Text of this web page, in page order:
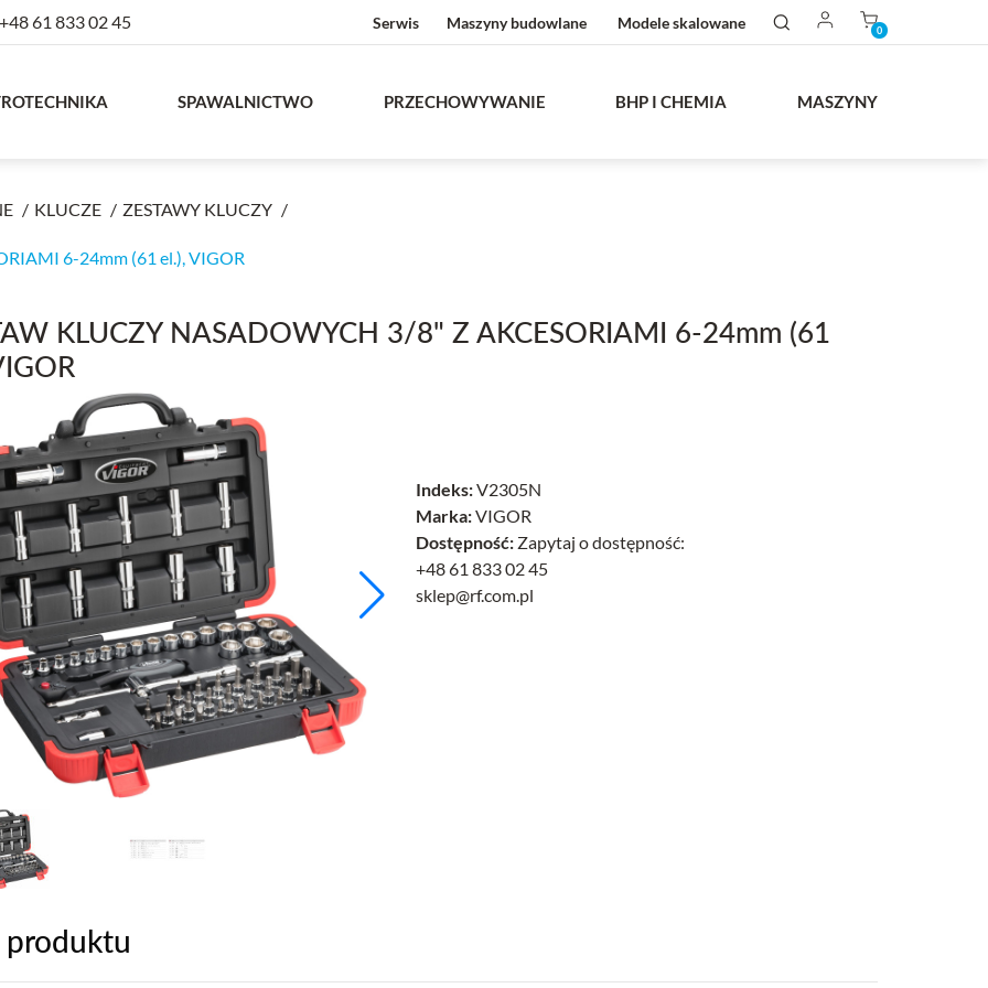
+48 61 833 02 45 Serwis Maszyny budowlane Modele skalowane 0
SPAWALNICTWO PRZECHOWYWANIE BHP I CHEMIA MASZYNY
KLUCZE ZESTAWY KLUCZY
6-24mm (61 el.), VIGOR
KLUCZY NASADOWYCH 3/8" Z AKCESORIAMI 6-24mm (61
Indeks:V2305N
Marka:VIGOR
Dostępność: Zapytaj o dostępność:
+48 61 833 02 45
sklep@rf.com.pl
produktu